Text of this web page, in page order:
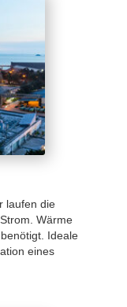
laufen die
Wärme
Ideale
eines